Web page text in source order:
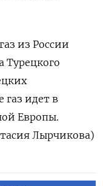
из России
⁠Турецкого
газ ‌идет в
Европы.
Лырчикова)